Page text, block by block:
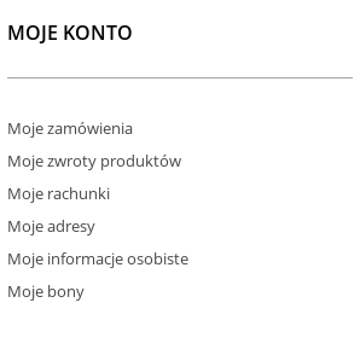
MOJE KONTO
Moje zamówienia
Moje zwroty produktów
Moje rachunki
Moje adresy
Moje informacje osobiste
Moje bony